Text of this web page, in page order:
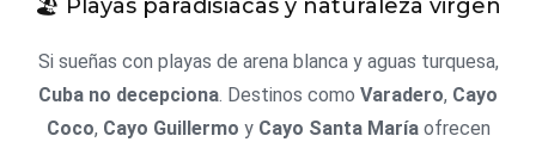
🏖️ Playas paradisíacas y naturaleza virgen
Si sueñas con playas de arena blanca y aguas turquesa,
Cuba no decepciona. Destinos como Varadero, Cayo
Coco, Cayo Guillermo y Cayo Santa Maríaofrecen